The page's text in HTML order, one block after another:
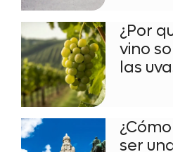
¿Por
vino
las
ser